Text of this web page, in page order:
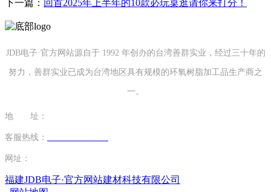
下一篇： 回首2025年上半年的10款必玩桌逛请你来打分！
JDB电子·官方网站源自于 1992 年创办的台湾善群实业，经过三十年的
努力，善群实业已成为台湾地区具有规模的环氧树脂加工品生产商之
一。
地 址：
客服热线：
网址：
福建JDB电子·官方网站建材科技有限公司